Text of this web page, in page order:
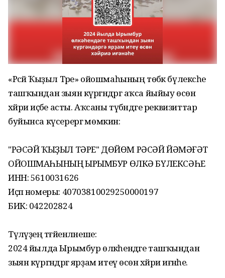
«Рәсәй Ҡыҙыл Тәре» ойошмаһының төбәк бүлексәһе
ташҡындан зыян күргәндәргә аҡса йыйыу өсөн
хәйриә иҫәбе асты. Аҡсаны түбәндәге реквизиттар
буйынса күсерергә мөмкин:
"РӘСӘЙ ҠЫҘЫЛ ТӘРЕ" ДӨЙӨМ РӘСӘЙ ЙӘМӘҒӘТ
ОЙОШМАҺЫНЫҢ ЫРЫМБУР ӨЛКӘ БҮЛЕКСӘҺЕ
ИНН: 5610031626
Иҫәп номеры: 40703810029250000197
БИК: 042202824
Түләүҙең тәғәйенләнеше:
2024 йылда Ырымбур өлкәһендәге ташҡындан
зыян күргәндәргә ярҙам итеү өсөн хәйриә иғәнәһе.